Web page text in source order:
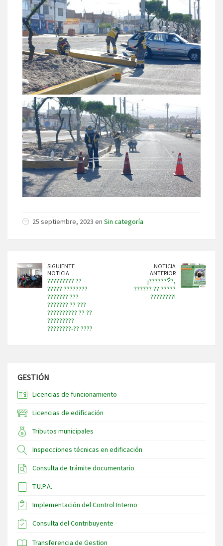
25 septiembre, 2023 en Sin categoría
SIGUIENTE
NOTICIA
????????? ??
????? ????????
??????? ???
??????? ?? ???
?????????? ?? ??
?????????
????????-?? ????
NOTICIA
ANTERIOR
¡???????́?,
?????? ?? ?????
????????!
GESTIÓN
Licencias de funcionamiento
Licencias de edificación
Tributos municipales
Inspecciones técnicas en edificación
Consulta de trámite documentario
T.U.P.A.
Implementación del Control Interno
Consulta del Contribuyente
Transferencia de Gestion